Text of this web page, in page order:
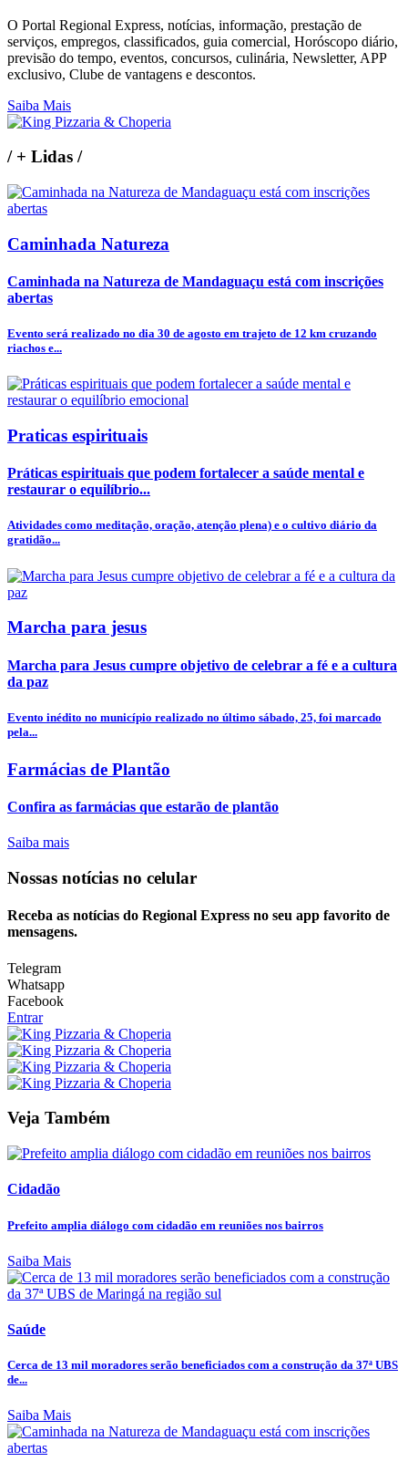
O Portal Regional Express, notícias, informação, prestação de
serviços, empregos, classificados, guia comercial, Horóscopo diário,
previsão do tempo, eventos, concursos, culinária, Newsletter, APP
exclusivo, Clube de vantagens e descontos.
Saiba Mais
/+ Lidas /
Caminhada Natureza
Caminhada na Natureza de Mandaguaçu está com inscrições
abertas
Evento será realizado no dia 30 de agosto em trajeto de 12 km cruzando
riachos e...
Praticas espirituais
Práticas espirituais que podem fortalecer a saúde mental e
restaurar o equilíbrio...
Atividades como meditação, oração, atenção plena) e o cultivo diário da
gratidão...
Marcha para jesus
Marcha para Jesus cumpre objetivo de celebrar a fé e a cultura
da paz
Evento inédito no município realizado no último sábado, 25, foi marcado
pela...
Farmácias de Plantão
Confira as farmácias que estarão de plantão
Saiba mais
Nossas notícias no celular
Receba as notícias do Regional Express no seu app favorito de
mensagens.
Telegram
Whatsapp
Facebook
Entrar
Veja Também
Cidadão
Prefeito amplia diálogo com cidadão em reuniões nos bairros
Saiba Mais
Saúde
Cerca de 13 mil moradores serão beneficiados com a construção da 37ª UBS
de...
Saiba Mais